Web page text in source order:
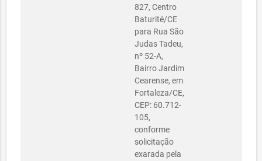
827, Centro
Baturité/CE
para Rua São
Judas Tadeu,
nº 52-A,
Bairro Jardim
Cearense, em
Fortaleza/CE,
CEP: 60.712-
105,
conforme
solicitação
exarada pela